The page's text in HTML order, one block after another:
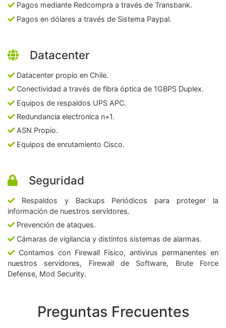
Pagos mediante Redcompra a través de Transbank.
Pagos en dólares a través de Sistema Paypal.
Datacenter
Datacenter propio en Chile.
Conectividad a través de fibra óptica de 1GBPS Duplex.
Equipos de respaldos UPS APC.
Redundancia electronica n+1.
ASN Propio.
Equipos de enrutamiento Cisco.
Seguridad
Respaldos y Backups Periódicos para proteger la
información de nuestros servidores.
Prevención de ataques.
Cámaras de vigilancia y distintos sistemas de alarmas.
Contamos con Firewall Físico, antivirus permanentes en
nuestros servidores, Firewall de Software, Brute Force
Defense, Mod Security.
Preguntas Frecuentes